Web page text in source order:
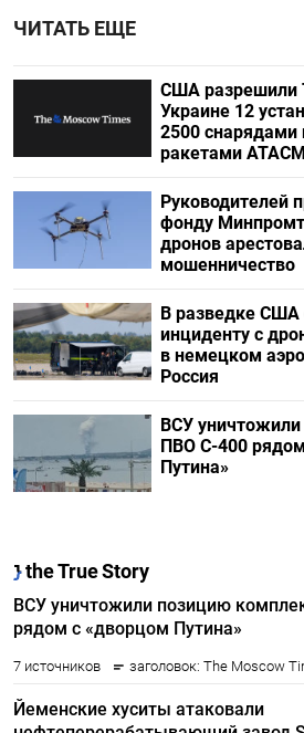
ЧИТАТЬ ЕЩЕ
США разрешили
Украине 12
2500 снарядами
ракетами
Руководителей
фонду
дронов
мошенничество
В разведке США
инциденту с
в немецком
Россия
ВСУ
ПВО С-400
Путина»